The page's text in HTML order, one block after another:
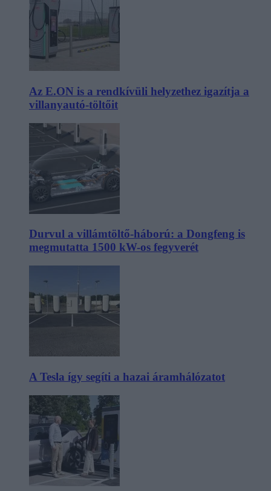
Az E.ON is a rendkívüli helyzethez igazítja a
villanyautó-töltőit
Durvul a villámtöltő-háború: a Dongfeng is
megmutatta 1500 kW-os fegyverét
A Tesla így segíti a hazai áramhálózatot